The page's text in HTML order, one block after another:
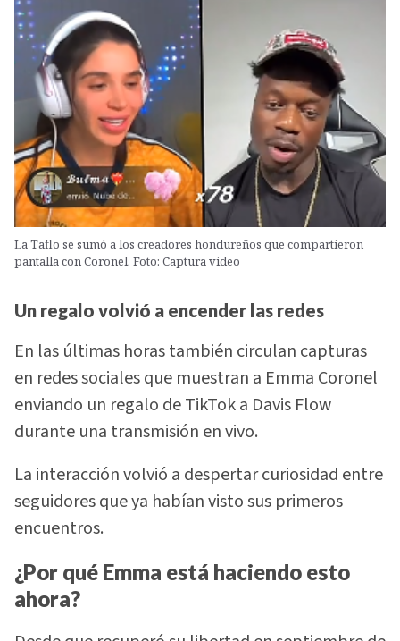
La Taflo se sumó a los creadores hondureños que compartieron
pantalla con Coronel. Foto: Captura video
Un regalo volvió a encender las redes
En las últimas horas también circulan capturas
en redes sociales que muestran a Emma Coronel
enviando un regalo de TikTok a Davis Flow
durante una transmisión en vivo.
La interacción volvió a despertar curiosidad entre
seguidores que ya habían visto sus primeros
encuentros.
¿Por qué Emma está haciendo esto
ahora?